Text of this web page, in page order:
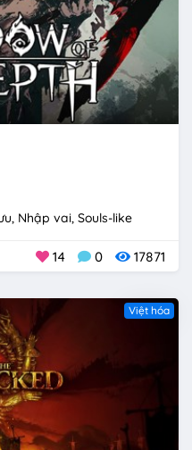
Nhập vai Souls-like
14 0 17871
Việt hóa